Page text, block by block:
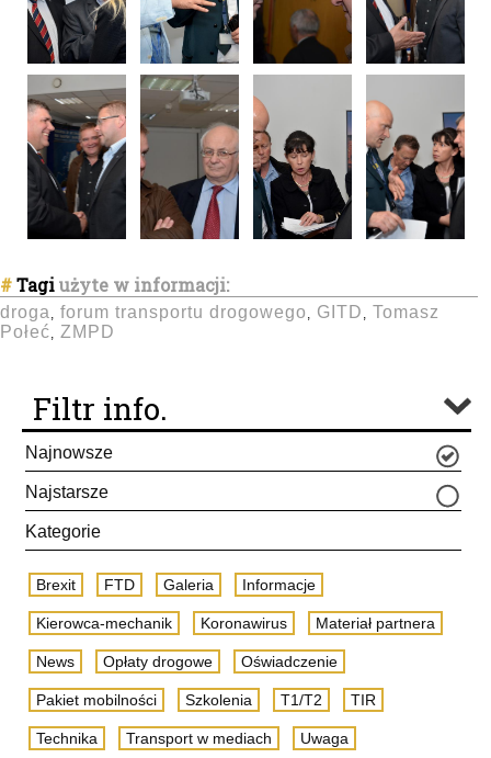
#Tagiużyte w informacji:
droga , forum transportu drogowego , GITD , Tomasz
Połeć, ZMPD
Filtr info.
Najnowsze
Najstarsze
Kategorie
Brexit FTD Galeria Informacje
Kierowca-mechanik Koronawirus Materiał partnera
News Opłaty drogowe Oświadczenie
Pakiet mobilności Szkolenia T1/T2 TIR
Technika Transport w mediach Uwaga